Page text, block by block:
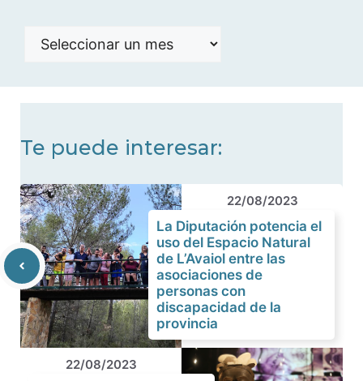
Histórico
Te puede interesar:
22/08/2023
La Diputación potencia el
uso del Espacio Natural
de L’Avaiol entre las
asociaciones de
personas con
discapacidad de la
provincia
22/08/2023